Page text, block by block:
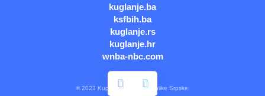
kuglanje.ba
ksfbih.ba
kuglanje.rs
kuglanje.hr
wnba-nbc.com
© 2023 Kuglaški savez Republike Srpske.